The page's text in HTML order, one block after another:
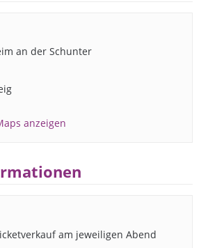
an der Schunter
anzeigen
am jeweiligen Abend